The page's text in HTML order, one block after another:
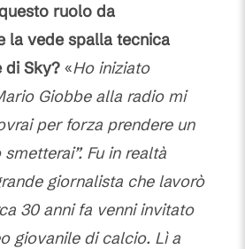
ruolo da
la vede spalla tecnica
di Sky? «Ho iniziato
Giobbe alla radio mi
per forza prendere un
Fu in realtà
giornalista che lavorò
30 anni fa venni invitato
giovanile di calcio. Lì a